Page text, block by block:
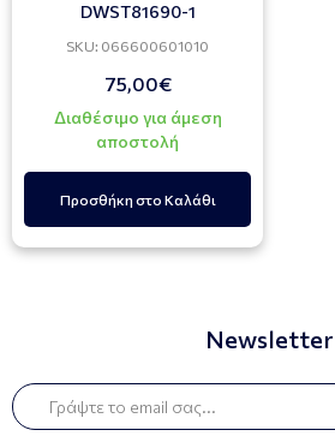
DWST81690-1
SKU: 066600601010
75,00€
Διαθέσιμο για άμεση
αποστολή
Προσθήκη στο Καλάθι
Newsletter